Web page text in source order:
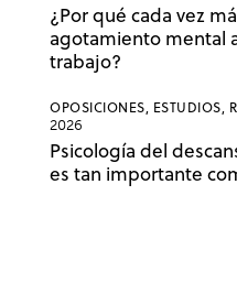
¿Por qué cada vez
agotamiento mental
trabajo?
OPOSICIONES, ESTUDIOS,
2026
Psicología del
es tan importante